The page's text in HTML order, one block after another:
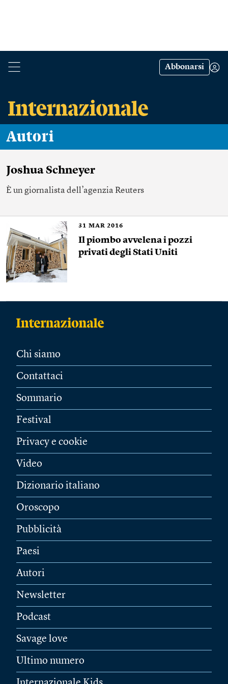
Abbonarsi
Autori
Joshua Schneyer
È un giornalista dell’agenzia Reuters
31 MAR 2016
Il piombo avvelena i pozzi
privati degli Stati Uniti
Chi siamo
Contattaci
Sommario
Festival
Privacy e cookie
Video
Dizionario italiano
Oroscopo
Pubblicità
Paesi
Autori
Newsletter
Podcast
Savage love
Ultimo numero